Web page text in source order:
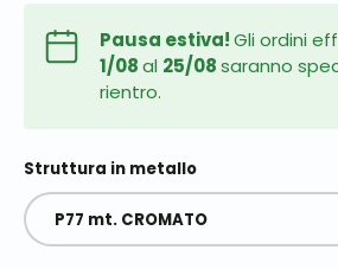
Pausa estiva!Gli ordini
1/08al 25/08saranno
rientro.
Struttura in metallo
P77 mt. CROMATO